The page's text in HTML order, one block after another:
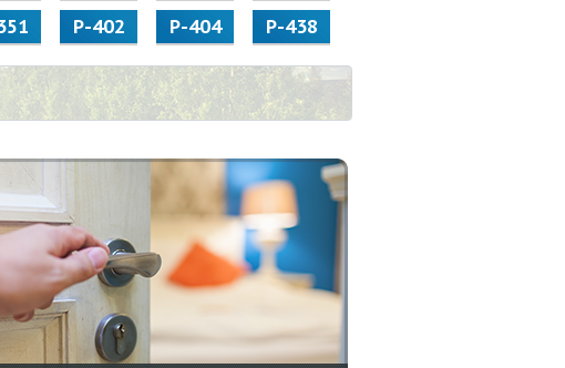
Р-402 Р-404 Р-438